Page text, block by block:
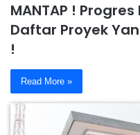
MANTAP !
Daftar Proyek
!
Read More »